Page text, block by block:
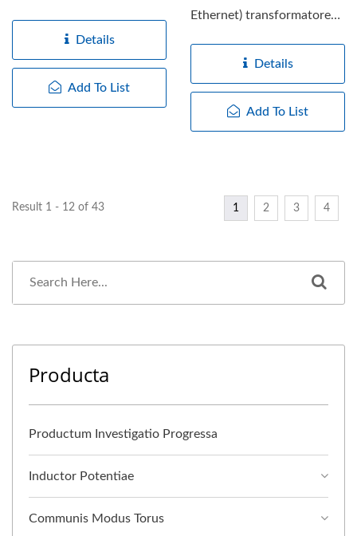
efficaces...
Details
Add To List
Ethernet) transformatores
efficaces...
Details
Add To List
Result 1 - 12 of 43 1 2 3 4
Producta
Productum Investigatio Progressa
Inductor Potentiae
Communis Modus Torus